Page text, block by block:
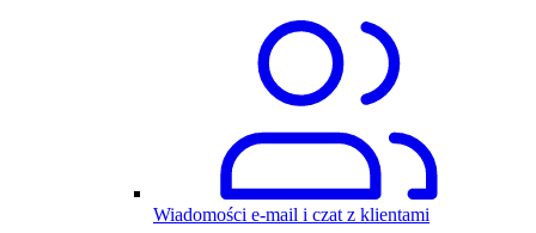
Wiadomości e-mail i czat z klientami